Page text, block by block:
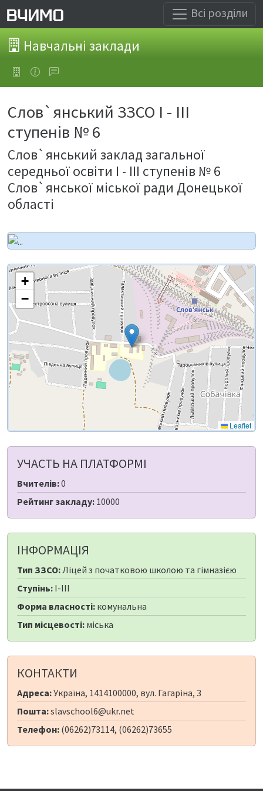
Всі розділи
Навчальні заклади
Слов`янський ЗЗСО I - III
ступенів № 6
Слов`янський заклад загальної
середньої освіти I - III ступенів № 6
Слов`янської міської ради Донецької
області
+
−
Leaflet
УЧАСТЬ НА ПЛАТФОРМІ
Вчителів:0
Рейтинг закладу: 10000
ІНФОРМАЦІЯ
Тип ЗЗСО:Ліцей з початковою школою та гімназією
Ступінь: I-III
Форма власності: комунальна
Тип місцевості: міська
КОНТАКТИ
Адреса:Україна, 1414100000, вул. Гагаріна, 3
Пошта:slavschool6@ukr.net
Телефон: (06262)73114, (06262)73655